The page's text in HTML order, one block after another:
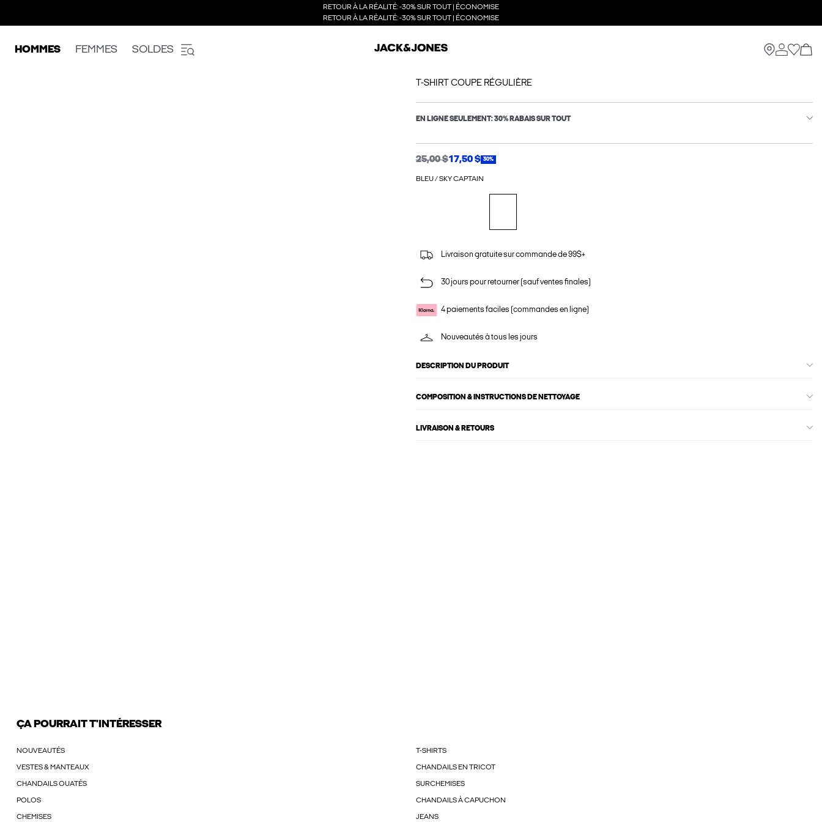
RETOUR À LA RÉALITÉ: -30% SUR TOUT | ÉCONOMISE
RETOUR À LA RÉALITÉ: -30% SUR TOUT | ÉCONOMISE
HOMMES FEMMES SOLDES
T-SHIRT COUPE RÉGULIÈRE
EN LIGNE SEULEMENT: 30% RABAIS SUR TOUT
25,00 $17,50 $ 30%
BLEU / SKY CAPTAIN
Livraison gratuite sur commande de 99$+
30 jours pour retourner (sauf ventes finales)
4 paiements faciles (commandes en ligne)
Nouveautés à tous les jours
DESCRIPTION DU PRODUIT
COMPOSITION & INSTRUCTIONS DE NETTOYAGE
LIVRAISON & RETOURS
ÇA POURRAIT T'INTÉRESSER
NOUVEAUTÉS T-SHIRTS
VESTES & MANTEAUX CHANDAILS EN TRICOT
CHANDAILS OUATÉS SURCHEMISES
POLOS CHANDAILS À CAPUCHON
CHEMISES JEANS